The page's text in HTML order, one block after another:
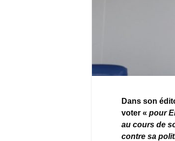
Dans son
voter « pour
au cours de
contre sa